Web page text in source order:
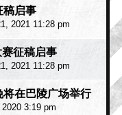
稿启事
2021 11:28 pm
征稿启事
2021 11:28 pm
在巴陵广场举行
3:19 pm